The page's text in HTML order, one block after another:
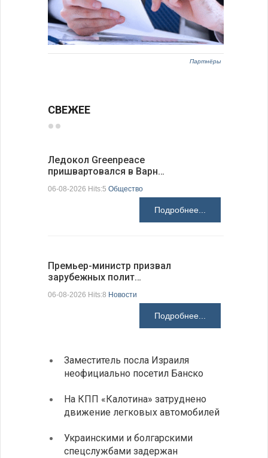
Партнёры
СВЕЖЕЕ
Ледокол Greenpeace
пришвартовался в Варн…
06-08-2026 Hits:5 Общество
Подробнее...
Премьер-министр призвал
зарубежных полит…
06-08-2026 Hits:8 Новости
Подробнее...
Заместитель посла Израиля
неофициально посетил Банско
На КПП «Калотина» затруднено
движение легковых автомобилей
Украинскими и болгарскими
спецслужбами задержан